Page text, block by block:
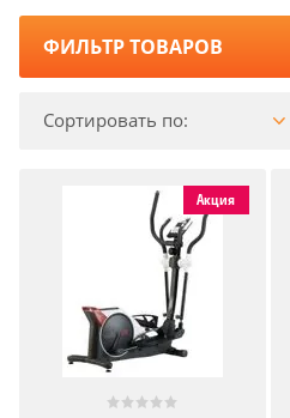
ФИЛЬТР ТОВАРОВ
Сортировать по:
Акция